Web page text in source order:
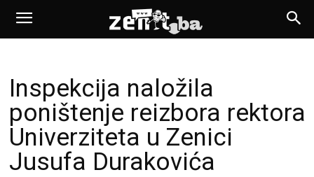
Inspekcija naložila
poništenje reizbora rektora
Univerziteta u Zenici
Jusufa Durakovića